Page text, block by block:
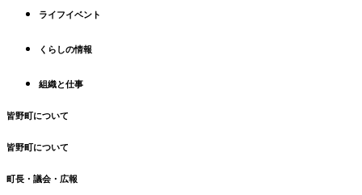
ライフイベント
くらしの情報
組織と仕事
皆野町について
皆野町について
町長・議会・広報